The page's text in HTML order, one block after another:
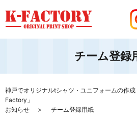
チーム登録
神戸でオリジナルtシャツ・ユニフォームの作
Factory」
お知らせ
チーム登録用紙